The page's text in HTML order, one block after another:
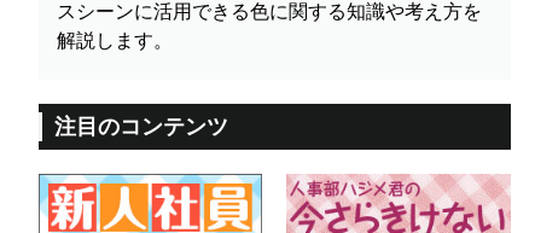
スシーンに活用できる色に関する知識や考え方を
解説します。
注目のコンテンツ